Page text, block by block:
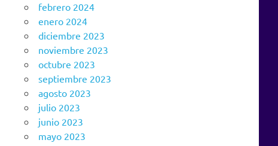
febrero 2024
enero 2024
diciembre 2023
noviembre 2023
octubre 2023
septiembre 2023
agosto 2023
julio 2023
junio 2023
mayo 2023